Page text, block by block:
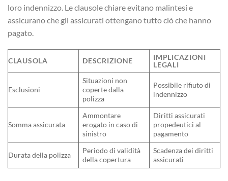
loro indennizzo. Le clausole chiare evitano malintesi e
assicurano che gli assicurati ottengano tutto ciò che hanno
pagato.
CLAUSOLA DESCRIZIONE
IMPLICAZIONI
LEGALI
Esclusioni
Situazioni non
coperte dalla
polizza
Possibile rifiuto di
indennizzo
Somma assicurata
Ammontare
erogato in caso di
sinistro
Diritti assicurati
propedeutici al
pagamento
Durata della polizza
Periodo di validità
della copertura
Scadenza dei diritti
assicurati